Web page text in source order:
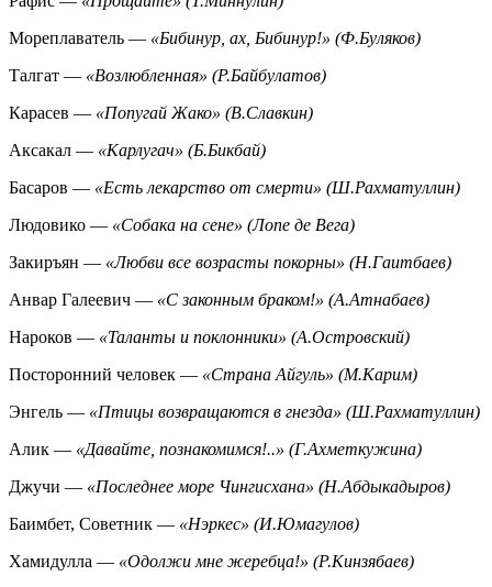
Мореплаватель — «Бибинур, ах, Бибинур!» (Ф.Буляков)
Талгат — «Возлюбленная» (Р.Байбулатов)
Карасев — «Попугай Жако» (В.Славкин)
Аксакал — «Карлугач» (Б.Бикбай)
Басаров — «Есть лекарство от смерти» (Ш.Рахматуллин)
Людовико — «Собака на сене» (Лопе де Вега)
Закиръян — «Любви все возрасты покорны» (Н.Гаитбаев)
Анвар Галеевич — «С законным браком!» (А.Атнабаев)
Нароков — «Таланты и поклонники» (А.Островский)
Посторонний человек — «Страна Айгуль» (М.Карим)
Энгель — «Птицы возвращаются в гнезда» (Ш.Рахматуллин)
Алик — «Давайте, познакомимся!..» (Г.Ахметкужина)
Джучи — «Последнее море Чингисхана» (Н.Абдыкадыров)
Баимбет, Советник — «Нэркес» (И.Юмагулов)
Хамидулла — «Одолжи мне жеребца!» (Р.Кинзябаев)